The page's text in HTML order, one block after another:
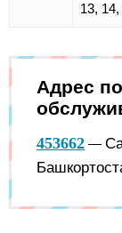
13,
Адрес
453662 —